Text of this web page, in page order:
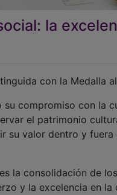
la
con la Medalla
compromiso con la
el patrimonio
su valor dentro y
la consolidación de
y la excelencia en